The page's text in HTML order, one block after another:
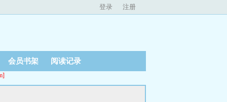
登录 注册
会员书架 阅读记录